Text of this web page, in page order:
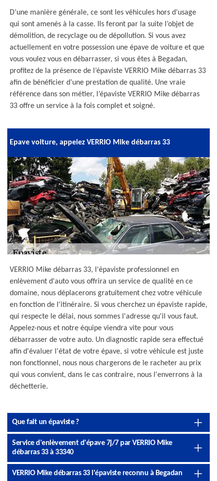
D’une manière générale, ce sont les véhicules hors d’usage
qui sont amenés à la casse. Ils feront par la suite l’objet de
démolition, de recyclage ou de dépollution. Si vous avez
actuellement en votre possession une épave de voiture et que
vous voulez vous en débarrasser, si vous êtes à Begadan,
profitez de la présence de l’épaviste VERRIO Mike débarras 33
afin de bénéficier d’une prestation de qualité. Une vraie
référence dans son métier, l’épaviste VERRIO Mike débarras
33 offre un service à la fois complet et soigné.
Epave voiture, appelez VERRIO Mike débarras 33
VERRIO Mike débarras 33, l'épaviste professionnel en
enlèvement d'auto vous offrira un service de qualité en ce
domaine, nous déplacerons gratuitement chez votre véhicule
en fonction de l'itinéraire. Si vous cherchez un épaviste rapide,
qui respecte le délai, nous sommes l'adresse qu'il vous faut.
Appelez-nous et notre équipe viendra vite pour vous
débarrasser de votre auto. Un diagnostic rapide sera effectué
afin d'évaluer l'état de votre épave, si votre véhicule est juste
non fonctionnel, nous nous chargerons de le racheter au prix
qui vous convient, dans le cas contraire, nous l'enverrons à la
déchetterie.
Que fait un épaviste ?
Service d'enlèvement d'épave 7j/7 par VERRIO Mike
débarras 33 à 33340
VERRIO Mike débarras 33 l'épaviste reconnu à Begadan